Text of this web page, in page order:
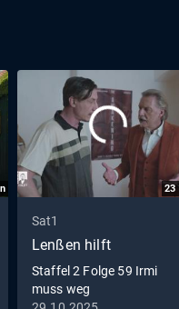
23
Sat1
Lenßen hilft
Staffel 2 Folge 59 Irmi
muss weg